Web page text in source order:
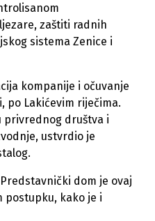
zaštiti radnih
sistema Zenice i
kompanije i očuvanje
po Lakićevim riječima.
privrednog društva i
ustvrdio je
dom je ovaj
postupku, kako je i